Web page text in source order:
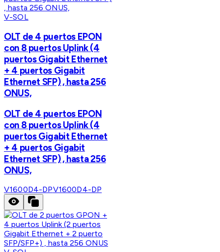
V-SOL
OLT de 4 puertos EPON
con 8 puertos Uplink (4
puertos Gigabit Ethernet
+ 4 puertos Gigabit
Ethernet SFP) , hasta 256
ONUS,
OLT de 4 puertos EPON
con 8 puertos Uplink (4
puertos Gigabit Ethernet
+ 4 puertos Gigabit
Ethernet SFP) , hasta 256
ONUS,
V1600D4-DPV1600D4-DP